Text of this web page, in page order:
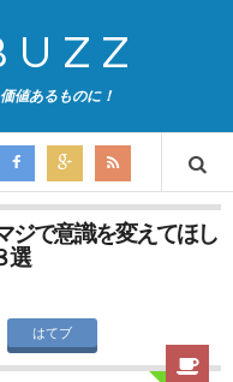
値あるものに！
ジで意識を変えてほし
選
はてブ